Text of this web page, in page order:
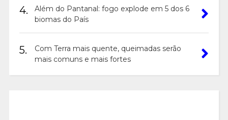
4.
Além do Pantanal: fogo explode em 5 dos 6
biomas do País
5.
Com Terra mais quente, queimadas serão
mais comuns e mais fortes